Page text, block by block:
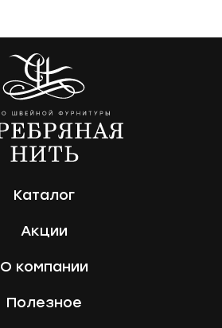
Каталог
Акции
О компании
Полезное